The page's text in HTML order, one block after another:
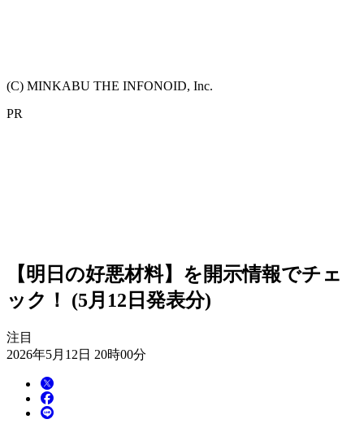
(C) MINKABU THE INFONOID, Inc.
PR
【明日の好悪材料】を開示情報でチェ
ック！ (5月12日発表分)
注目
2026年5月12日 20時00分